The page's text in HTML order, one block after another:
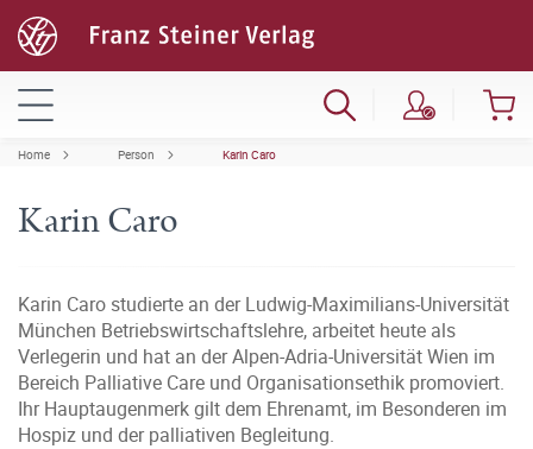
Home Person Karin Caro
Karin Caro
Karin Caro studierte an der Ludwig-Maximilians-Universität
München Betriebswirtschaftslehre, arbeitet heute als
Verlegerin und hat an der Alpen-Adria-Universität Wien im
Bereich Palliative Care und Organisationsethik promoviert.
Ihr Hauptaugenmerk gilt dem Ehrenamt, im Besonderen im
Hospiz und der palliativen Begleitung.